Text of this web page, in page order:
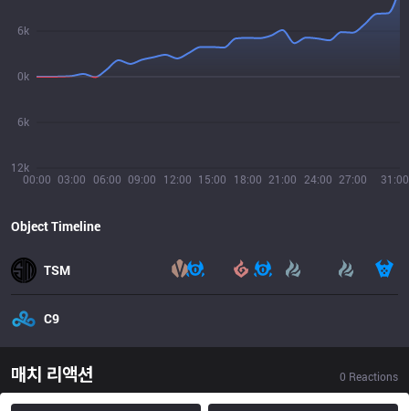
00:00 03:00 06:00 09:00 12:00 15:00 18:00 21:00 24:00 27:00 31:00
12k
6k
0k
6k
Object Timeline
TSM
C9
매치 리액션 0 Reactions